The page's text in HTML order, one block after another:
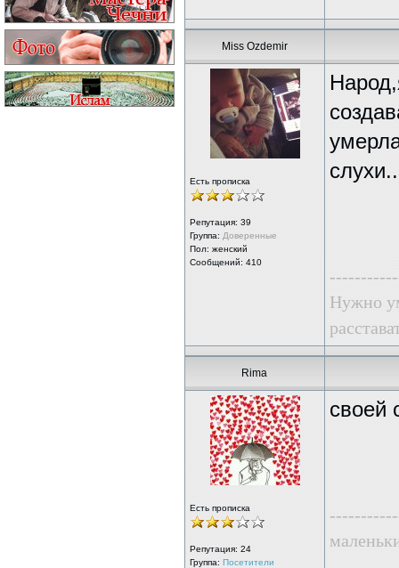
Miss Ozdemir
Есть прописка
Репутация: 39
Группа: Доверенные
Пол: женский
Сообщений: 410
Нужно
Rima
Есть прописка
Репутация: 24
Группа: Посетители
своей